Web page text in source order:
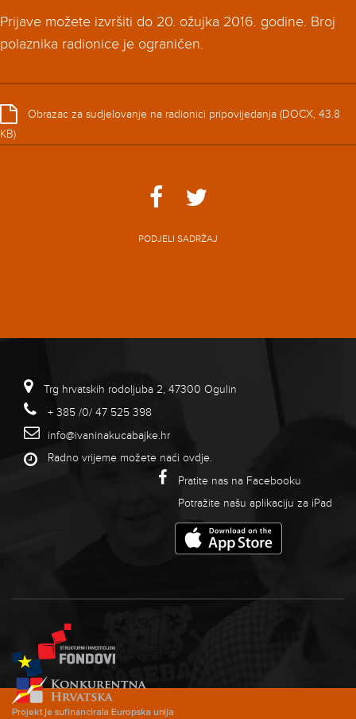
Prijave možete izvršiti do 20. ožujka 2016. godine. Broj
polaznika radionice je ograničen.
Obrazac za sudjelovanje na radionici pripovijedanja (DOCX, 43.8
KB)
PODJELI SADRŽAJ
Trg hrvatskih rodoljuba 2, 47300 Ogulin
+ 385 /0/ 47 525 398
info@ivaninakucabajke.hr
Radno vrijeme možete naći ovdje.
Pratite nas na Facebooku
Potražite našu aplikaciju za iPad